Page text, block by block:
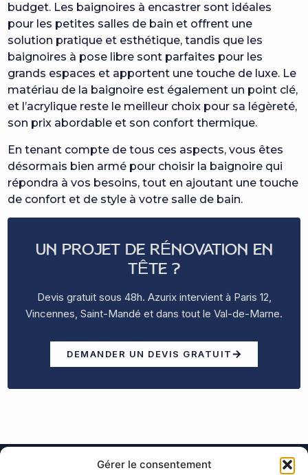
Gérer le consentement
budget. Les baignoires à encastrer sont idéales
pour les petites salles de bain et offrent une
solution pratique et esthétique, tandis que les
baignoires à pose libre sont parfaites pour les
grands espaces et apportent une touche de luxe. Le
matériau de la baignoire est également un point clé,
et l’acrylique reste le meilleur choix pour sa légèreté,
son prix abordable et son confort thermique.
En tenant compte de tous ces aspects, vous êtes
désormais bien armé pour choisir la baignoire qui
répondra à vos besoins, tout en ajoutant une touche
de confort et de style à votre salle de bain.
UN PROJET DE RÉNOVATION EN
TÊTE ?
Devis gratuit sous 48h. Azurix intervient à Paris 12,
Vincennes, Saint-Mandé et dans tout le Val-de-Marne.
DEMANDER UN DEVIS GRATUIT